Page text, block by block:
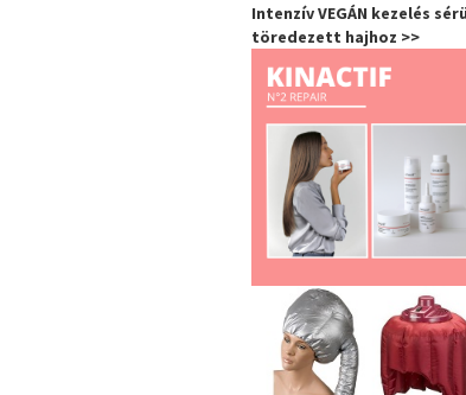
Intenzív VEGÁN kezelés
töredezett hajhoz >>